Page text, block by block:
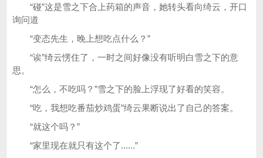
“碰”这是雪之下合上药箱的声音，她转头看向绮云，开口
询问道
“变态先生，晚上想吃点什么？”
“诶”绮云愣住了，一时之间好像没有听明白雪之下的意
思。
“怎么，不吃吗？”雪之下的脸上浮现了好看的笑容。
“吃，我想吃番茄炒鸡蛋”绮云果断说出了自己的答案。
“就这个吗？”
“家里现在就只有这个了......”